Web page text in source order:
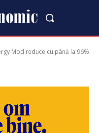
Mod reduce cu până la 96%